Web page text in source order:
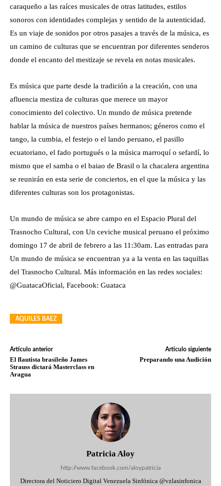
caraqueño a las raíces musicales de otras latitudes, estilos
sonoros con identidades complejas y sentido de la autenticidad.
Es un viaje de sonidos por otros pasajes a través de la música, es
un camino de culturas que se encuentran por diferentes senderos
donde el encanto del mestizaje se revela en notas musicales.
Es música que parte desde la tradición a la creación, con una
afluencia mestiza de culturas que merece un mayor
conocimiento del colectivo. Un mundo de música pretende
hablar la música de nuestros países hermanos; géneros como el
tango, la cumbia, el festejo o el lando peruano, el pasillo
ecuatoriano, el fado portugués o la música marroquí o sefardí, lo
mismo que el samba o el baiao de Brasil o la chacalera argentina
se reunirán en esta serie de conciertos, en el que la música y las
diferentes culturas son los protagonistas.
Un mundo de música se abre campo en el Espacio Plural del
Trasnocho Cultural, con Un ceviche musical peruano el próximo
domingo 17 de abril de febrero a las 11:30am. Las entradas para
Un mundo de música se encuentran ya a la venta en las taquillas
del Trasnocho Cultural. Más información en las redes sociales:
@GuatacaOficial, Facebook: Guataca
AQUILES BAEZ
Artículo anterior
El flautista brasileño James
Strauss dictará Masterclass en
Aragua
Artículo siguiente
Preparando una Audición
Patricia Aloy
http://www.facebook.com/aloypatricia
Directora del Noticiero Digital Venezuela Sinfónica @vzlasinfonica